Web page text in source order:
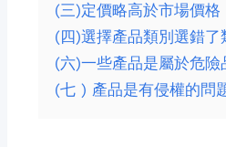
(三)定價略高於市場價格
(四)選擇產品類別選錯了
(六)一些產品是屬於危險
(七 ) 產品是有侵權的問